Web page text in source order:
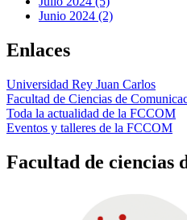
Junio 2024 (2)
Enlaces
Universidad Rey Juan Carlos
Facultad de Ciencias de
Toda la actualidad de la FCCOM
Eventos y talleres de la FCCOM
Facultad de ciencias